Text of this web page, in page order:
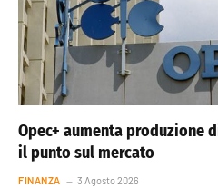
Opec+ aumenta
il punto sul mercato
FINANZA 3 Agosto 2026